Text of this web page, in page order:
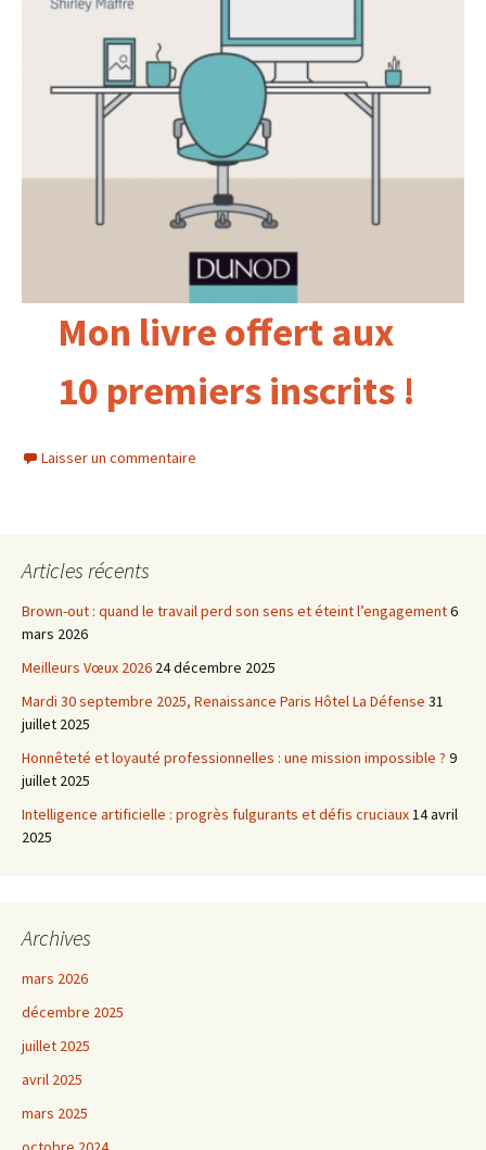
Mon livre offert aux
10 premiers inscrits !
Laisser un commentaire
Articles récents
Brown-out : quand le travail perd son sens et éteint l’engagement6
mars 2026
Meilleurs Vœux 2026 24 décembre 2025
Mardi 30 septembre 2025, Renaissance Paris Hôtel La Défense 31
juillet 2025
Honnêteté et loyauté professionnelles : une mission impossible ? 9
juillet 2025
Intelligence artificielle : progrès fulgurants et défis cruciaux 14 avril
2025
Archives
mars 2026
décembre 2025
juillet 2025
avril 2025
mars 2025